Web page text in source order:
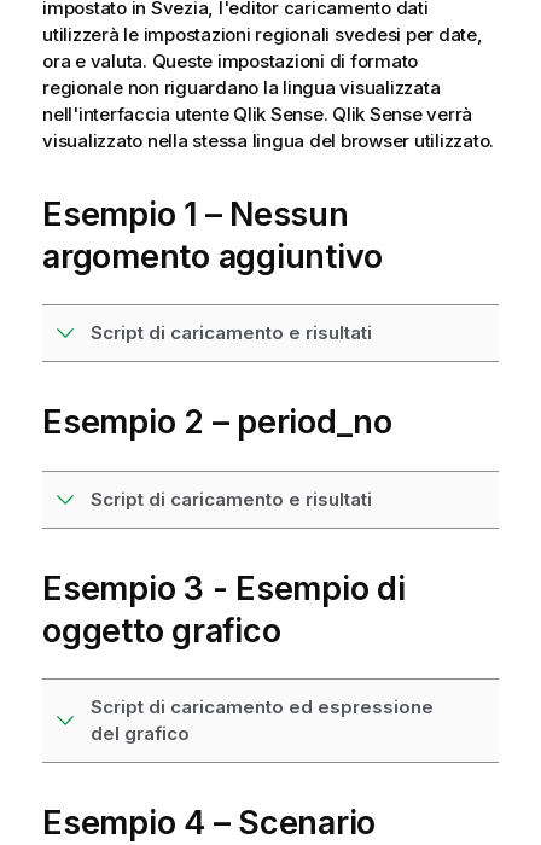
impostato in Svezia, l'editor caricamento dati
utilizzerà le impostazioni regionali svedesi per date,
ora e valuta. Queste impostazioni di formato
regionale non riguardano la lingua visualizzata
nell'interfaccia utente Qlik Sense. Qlik Senseverrà
visualizzato nella stessa lingua del browser utilizzato.
Esempio 1 – Nessun
argomento aggiuntivo
Script di caricamento e risultati
Esempio 2 – period_no
Script di caricamento e risultati
Esempio 3 - Esempio di
oggetto grafico
Script di caricamento ed espressione
del grafico
Esempio 4 – Scenario